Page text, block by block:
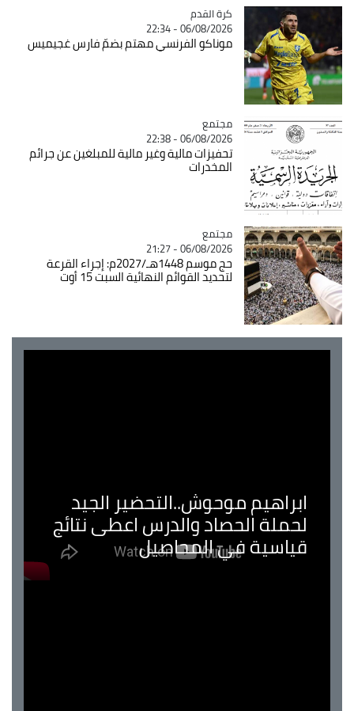
Catégorie
كرة القدم
06/08/2026 - 22:34
موناكو الفرنسي مهتم بضمّ فارس غجيميس
Catégorie
مجتمع
06/08/2026 - 22:38
تحفيزات مالية وغير مالية للمبلغين عن جرائم
المخدرات
Catégorie
مجتمع
06/08/2026 - 21:27
حج موسم 1448هـ/2027م: إجراء القرعة
لتحديد القوائم النهائية السبت 15 أوت
ابراهيم موحوش..التحضير الجيد
لحملة الحصاد والدرس اعطى نتائج
قياسية في المحاصيل